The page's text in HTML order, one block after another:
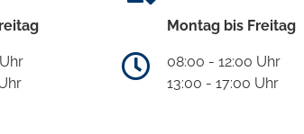
Montag bis Freitag
08:00 - 12:00 Uhr
13:00 - 17:00 Uhr